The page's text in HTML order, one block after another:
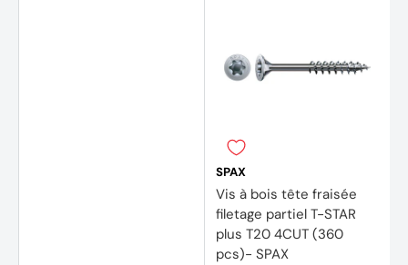
SPAX
Vis à bois tête fraisée
filetage partiel T-STAR
plus T20 4CUT (360
pcs)- SPAX